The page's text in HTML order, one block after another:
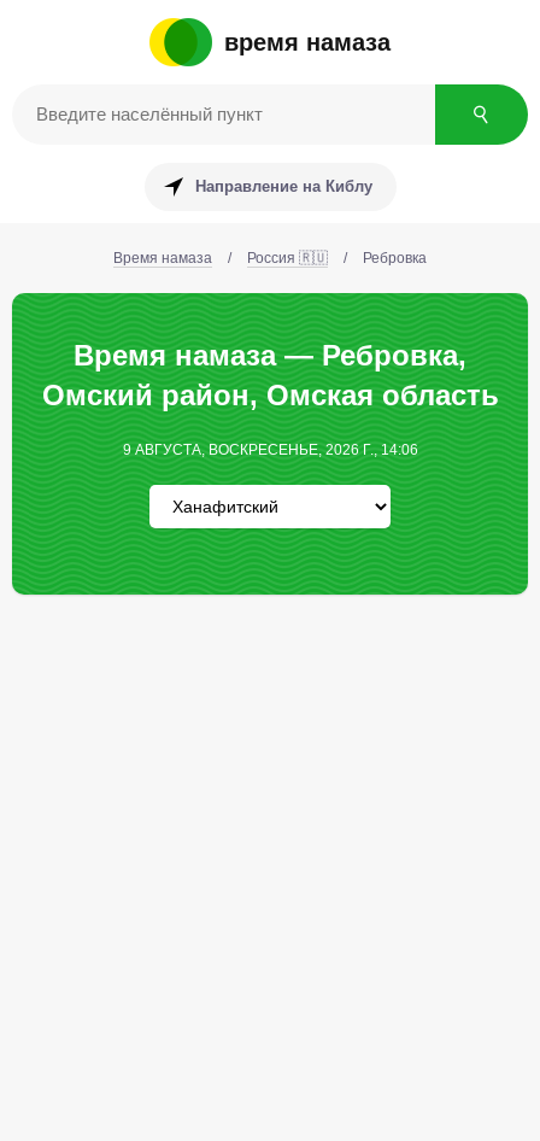
время намаза
Направление на Киблу
Время намаза / Россия 🇷🇺 / Ребровка
Время намаза — Ребровка,
Омский район, Омская область
9 АВГУСТА, ВОСКРЕСЕНЬЕ, 2026 Г., 14:06